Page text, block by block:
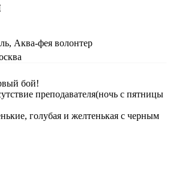
Аква-фея волонтер
бой!
преподавателя(ночь с пятницы
голубая и желтенькая с черным